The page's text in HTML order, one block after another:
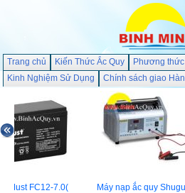
Trang chủ Kiến Thức Ắc Quy
Phương
Kinh Nghiệm Sử Dụng
Chính sách giao
Must FC12-7.0(
Máy nạp ắc quy